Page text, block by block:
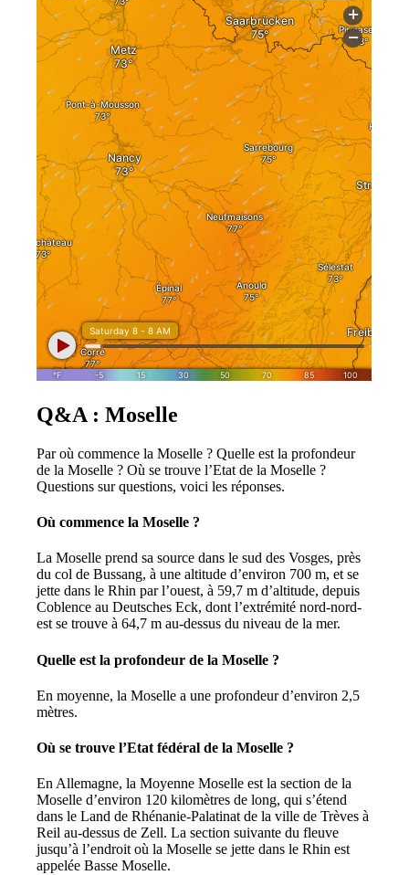
Q&A : Moselle
Par où commence la Moselle ? Quelle est la profondeur
de la Moselle ? Où se trouve l’Etat de la Moselle ?
Questions sur questions, voici les réponses.
Où commence la Moselle ?
La Moselle prend sa source dans le sud des Vosges, près
du col de Bussang, à une altitude d’environ 700 m, et se
jette dans le Rhin par l’ouest, à 59,7 m d’altitude, depuis
Coblence au Deutsches Eck, dont l’extrémité nord-nord-
est se trouve à 64,7 m au-dessus du niveau de la mer.
Quelle est la profondeur de la Moselle ?
En moyenne, la Moselle a une profondeur d’environ 2,5
mètres.
Où se trouve l’Etat fédéral de la Moselle ?
En Allemagne, la Moyenne Moselle est la section de la
Moselle d’environ 120 kilomètres de long, qui s’étend
dans le Land de Rhénanie-Palatinat de la ville de Trèves à
Reil au-dessus de Zell. La section suivante du fleuve
jusqu’à l’endroit où la Moselle se jette dans le Rhin est
appelée Basse Moselle.